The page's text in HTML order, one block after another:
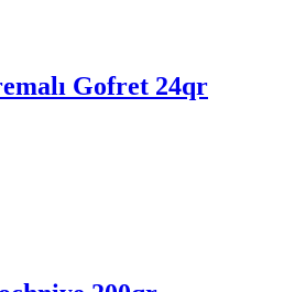
Gofret 24qr